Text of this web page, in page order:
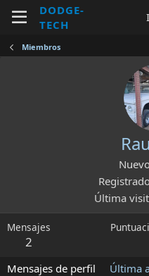
DODGE-
TECH
Miembros
Última
Mensajes
2
Mensajes de perfil Última